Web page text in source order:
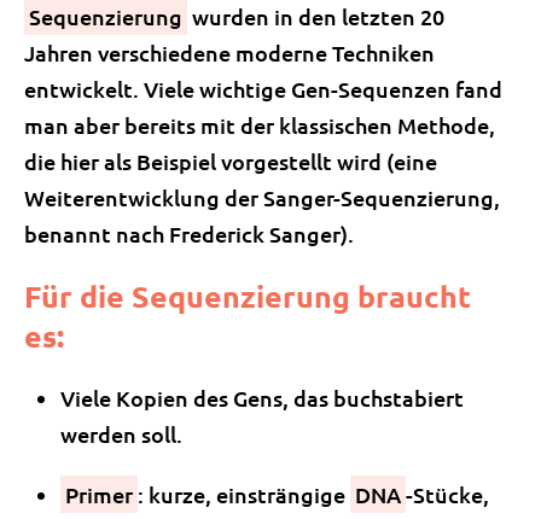
Sequenzierung wurden in den letzten 20
Jahren verschiedene moderne Techniken
entwickelt. Viele wichtige Gen-Sequenzen fand
man aber bereits mit der klassischen Methode,
die hier als Beispiel vorgestellt wird (eine
Weiterentwicklung der Sanger-Sequenzierung,
benannt nach Frederick Sanger).
Für die Sequenzierung braucht
es:
Viele Kopien des Gens, das buchstabiert
werden soll.
Primer : kurze, einsträngige DNA-Stücke,